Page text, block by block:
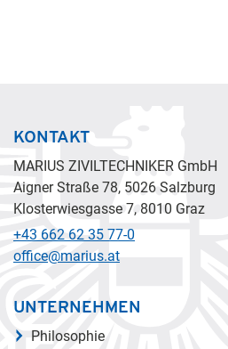
KONTAKT
MARIUS ZIVILTECHNIKER GmbH
Aigner Straße 78, 5026 Salzburg
Klosterwiesgasse 7, 8010 Graz
+43 662 62 35 77-0
office@marius.at
UNTERNEHMEN
Philosophie